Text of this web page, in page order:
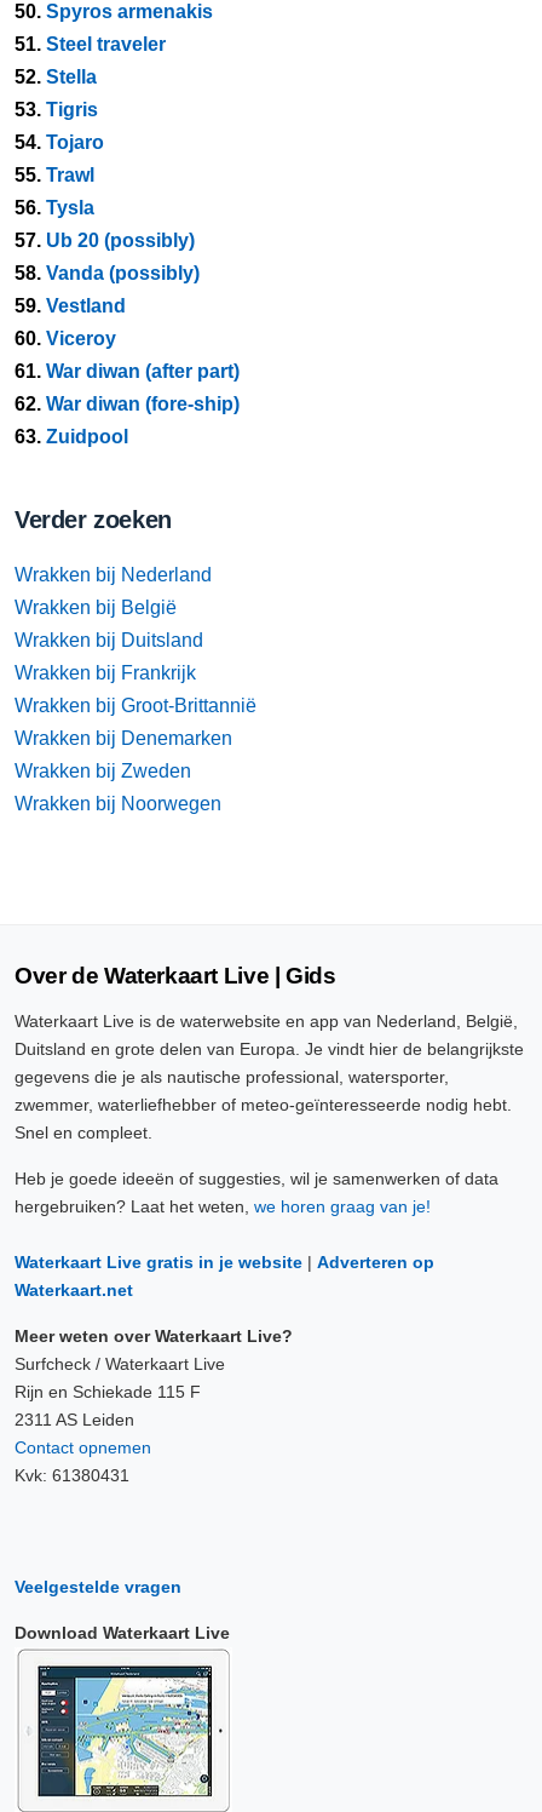
50. Spyros armenakis
51. Steel traveler
52. Stella
53. Tigris
54. Tojaro
55. Trawl
56. Tysla
57. Ub 20 (possibly)
58. Vanda (possibly)
59. Vestland
60. Viceroy
61. War diwan (after part)
62. War diwan (fore-ship)
63. Zuidpool
Verder zoeken
Wrakken bij Nederland
Wrakken bij België
Wrakken bij Duitsland
Wrakken bij Frankrijk
Wrakken bij Groot-Brittannië
Wrakken bij Denemarken
Wrakken bij Zweden
Wrakken bij Noorwegen
Over de Waterkaart Live | Gids
Waterkaart Live is de waterwebsite en app van Nederland, België,
Duitsland en grote delen van Europa. Je vindt hier de belangrijkste
gegevens die je als nautische professional, watersporter,
zwemmer, waterliefhebber of meteo-geïnteresseerde nodig hebt.
Snel en compleet.
Heb je goede ideeën of suggesties, wil je samenwerken of data
hergebruiken? Laat het weten, we horen graag van je!
Waterkaart Live gratis in je website | Adverteren op
Waterkaart.net
Meer weten over Waterkaart Live?
Surfcheck / Waterkaart Live
Rijn en Schiekade 115 F
2311 AS Leiden
Contact opnemen
Kvk: 61380431
Veelgestelde vragen
Download Waterkaart Live